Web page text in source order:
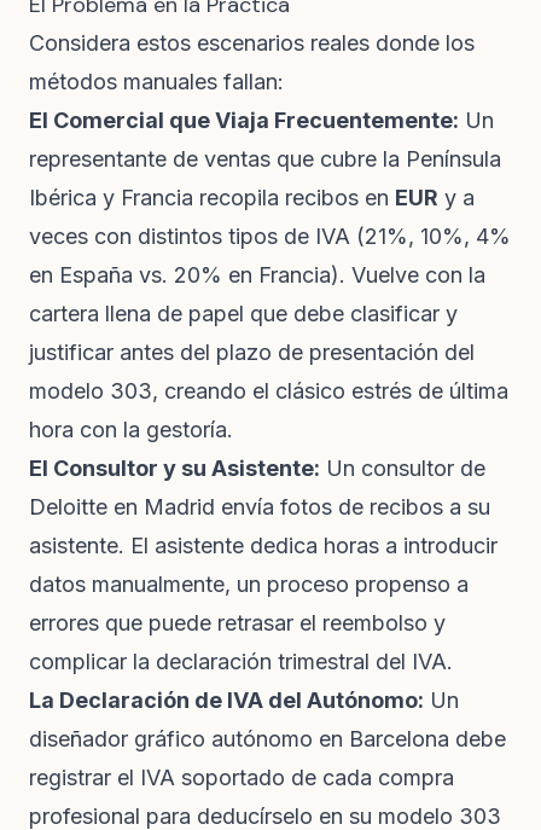
Considera estos escenarios reales donde los
métodos manuales fallan:
El Comercial que Viaja Frecuentemente: Un
representante de ventas que cubre la Península
Ibérica y Francia recopila recibos en EUR y a
veces con distintos tipos de IVA (21%, 10%, 4%
en España vs. 20% en Francia). Vuelve con la
cartera llena de papel que debe clasificar y
justificar antes del plazo de presentación del
modelo 303, creando el clásico estrés de última
hora con la gestoría.
El Consultor y su Asistente: Un consultor de
Deloitte en Madrid envía fotos de recibos a su
asistente. El asistente dedica horas a introducir
datos manualmente, un proceso propenso a
errores que puede retrasar el reembolso y
complicar la declaración trimestral del IVA.
La Declaración de IVA del Autónomo: Un
diseñador gráfico autónomo en Barcelona debe
registrar el IVA soportado de cada compra
profesional para deducírselo en su modelo 303